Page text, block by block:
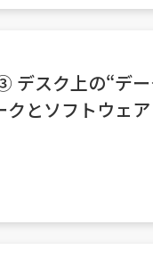
デスク上の“デ
クとソフトウェア